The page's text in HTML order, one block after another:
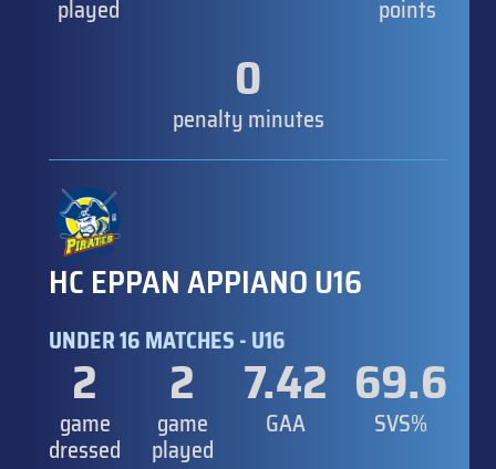
played points
0
penalty minutes
HC EPPAN APPIANO U16
UNDER 16 MATCHES - U16
2
game
dressed
2
game
played
7.42
GAA
69.6
SVS%